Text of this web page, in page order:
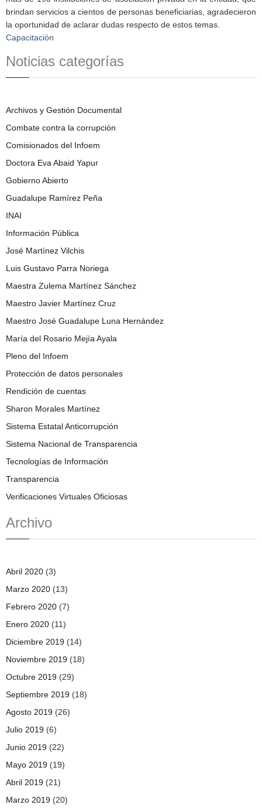
brindan servicios a cientos de personas beneficiarias, agradecieron
la oportunidad de aclarar dudas respecto de estos temas.
Capacitación
Noticias categorías
Archivos y Gestión Documental
Combate contra la corrupción
Comisionados del Infoem
Doctora Eva Abaid Yapur
Gobierno Abierto
Guadalupe Ramírez Peña
INAI
Información Pública
José Martínez Vilchis
Luis Gustavo Parra Noriega
Maestra Zulema Martínez Sánchez
Maestro Javier Martínez Cruz
Maestro José Guadalupe Luna Hernández
María del Rosario Mejía Ayala
Pleno del Infoem
Protección de datos personales
Rendición de cuentas
Sharon Morales Martínez
Sistema Estatal Anticorrupción
Sistema Nacional de Transparencia
Tecnologías de Información
Transparencia
Verificaciones Virtuales Oficiosas
Archivo
Abril 2020 (3)
Marzo 2020 (13)
Febrero 2020 (7)
Enero 2020 (11)
Diciembre 2019 (14)
Noviembre 2019 (18)
Octubre 2019 (29)
Septiembre 2019 (18)
Agosto 2019 (26)
Julio 2019 (6)
Junio 2019 (22)
Mayo 2019 (19)
Abril 2019 (21)
Marzo 2019 (20)